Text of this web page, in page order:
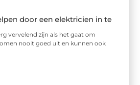
door een elektricien in te
vervelend zijn als het gaat om
nooit goed uit en kunnen ook